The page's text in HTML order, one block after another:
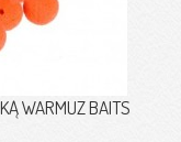
WARMUZ BAITS